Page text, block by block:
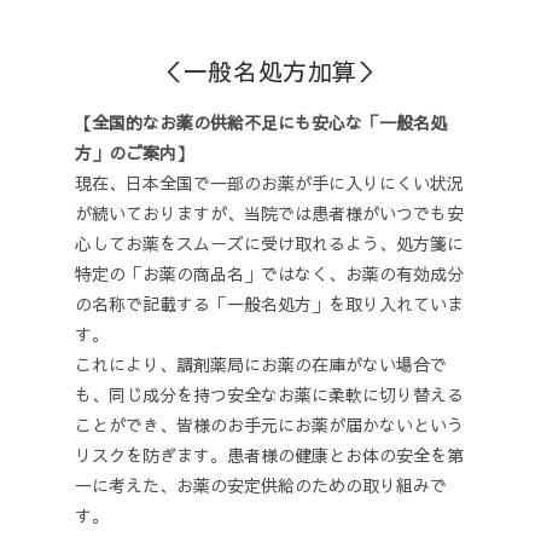
＜一般名処方加算＞
【全国的なお薬の供給不足にも安心な「一般名処
方」のご案内】
現在、日本全国で一部のお薬が手に入りにくい状況
が続いておりますが、当院では患者様がいつでも安
心してお薬をスムーズに受け取れるよう、処方箋に
特定の「お薬の商品名」ではなく、お薬の有効成分
の名称で記載する「一般名処方」を取り入れていま
す。
これにより、調剤薬局にお薬の在庫がない場合で
も、同じ成分を持つ安全なお薬に柔軟に切り替える
ことができ、皆様のお手元にお薬が届かないという
リスクを防ぎます。患者様の健康とお体の安全を第
一に考えた、お薬の安定供給のための取り組みで
す。